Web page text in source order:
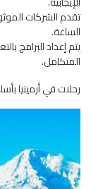
تقدم الشركات
الساعة.
يتم إعداد البرامج
المتكامل.
رحلات في أرمينيا